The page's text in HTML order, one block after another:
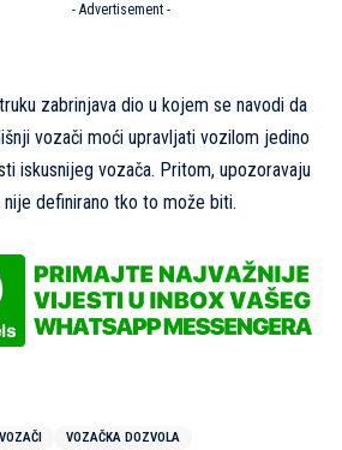
- Advertisement -
zabrinjava dio u kojem se navodi da
vozači moći upravljati vozilom jedino
iskusnijeg vozača. Pritom, upozoravaju
nije definirano tko to može biti.
VOZAČI VOZAČKA DOZVOLA